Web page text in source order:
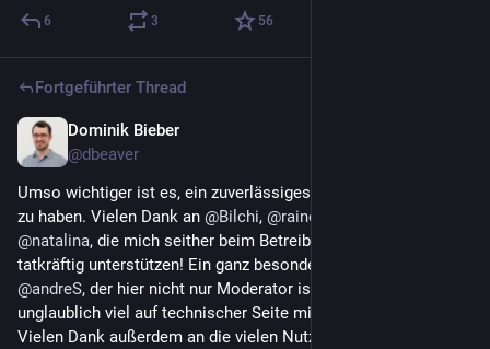
6 3 56
Fortgeführter Thread
Dominik Bieber
@dbeaver
Umso wichtiger ist es, ein zuverlässiges Team im Hintergrund
zu haben. Vielen Dank an @Bilchi, @rainerx8
@natalina, die mich seither beim Betreiben von NRW.social
@andreS, der hier nicht nur Moderator ist, sondern auch
unglaublich viel auf technischer Seite mithilft!
Vielen Dank außerdem an die vielen Nutzer, die (obwohl es